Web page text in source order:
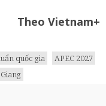
Theo Vietnam+
quốc gia
APEC 2027